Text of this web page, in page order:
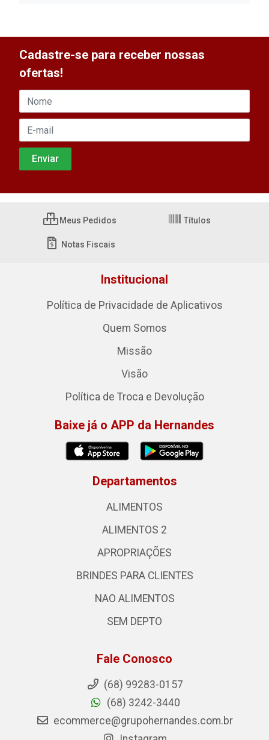
Cadastre-se para receber nossas
ofertas!
Meus Pedidos Títulos
Notas Fiscais
Institucional
Política de Privacidade de Aplicativos
Quem Somos
Missão
Visão
Política de Troca e Devolução
Baixe já o APP da Hernandes
Departamentos
ALIMENTOS
ALIMENTOS 2
APROPRIAÇÕES
BRINDES PARA CLIENTES
NAO ALIMENTOS
SEM DEPTO
Fale Conosco
(68) 99283-0157
(68) 3242-3440
ecommerce@grupohernandes.com.br